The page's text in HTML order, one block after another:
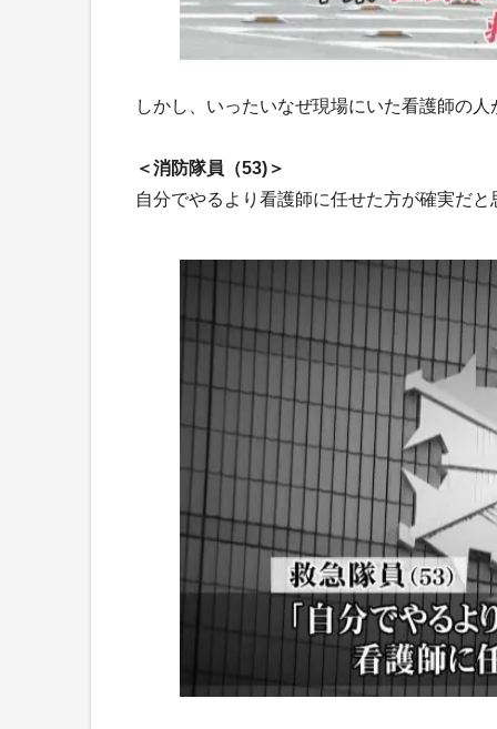
しかし、いったいなぜ現場にいた看護師の
＜消防隊員（53)＞
自分でやるより看護師に任せた方が確実だと